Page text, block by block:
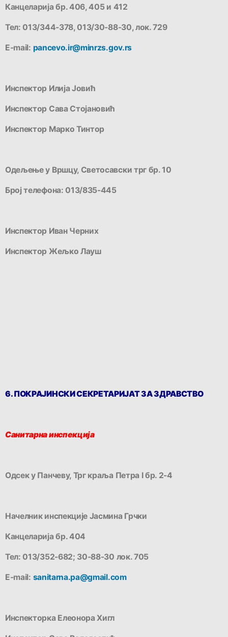
Канцеларија бр. 406, 405 и 412
Тел: 013/344-378, 013/30-88-30, лок. 729
E-mail: pancevo.ir@minrzs.gov.rs
Инспектор Илија Јовић
Инспектор Сава Стојановић
Инспектор Марко Тинтор
Одељење у Вршцу, Светосавски трг бр. 10
Број телефона: 013/835-445
Инспектор Иван Черних
Инспектор Жељко Лауш
6. ПОКРАЈИНСКИ СЕКРЕТАРИЈАТ ЗА ЗДРАВСТВО
Санитарна инспекција
Одсек у Панчеву, Трг краља Петра I бр. 2-4
Начелник инспекције Јасмина Грчки
Канцеларија бр. 404
Тел: 013/352-682; 30-88-30 лок. 705
Е-mail: sanitarna.pa@gmail.com
Инспекторка Елеонора Хигл